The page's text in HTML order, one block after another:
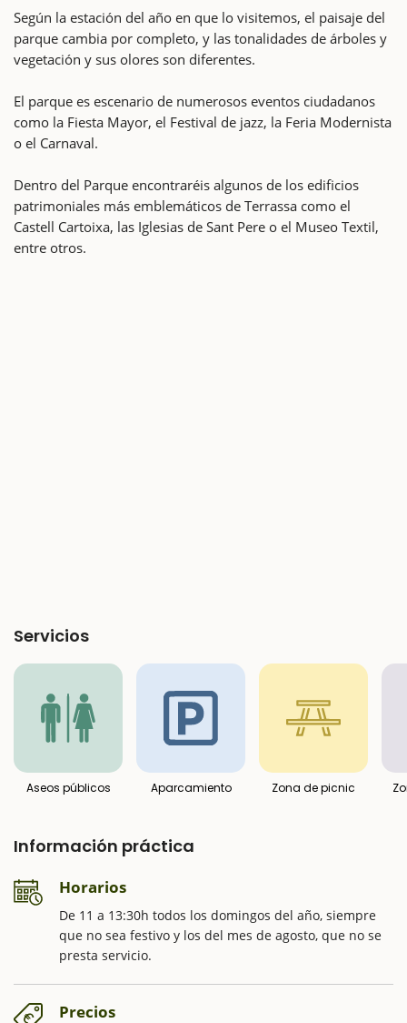
Según la estación del año en que lo visitemos, el paisaje del
parque cambia por completo, y las tonalidades de árboles y
vegetación y sus olores son diferentes.
El parque es escenario de numerosos eventos ciudadanos
como la Fiesta Mayor, el Festival de jazz, la Feria Modernista
o el Carnaval.
Dentro del Parque encontraréis algunos de los edificios
patrimoniales más emblemáticos de Terrassa como el
Castell Cartoixa, las Iglesias de Sant Pere o el Museo Textil,
entre otros.
Servicios
Aseos públicos Aparcamiento Zona de picnic
Información práctica
Horarios
De 11 a 13:30h todos los domingos del año, siempre
que no sea festivo y los del mes de agosto, que no se
presta servicio.
Precios